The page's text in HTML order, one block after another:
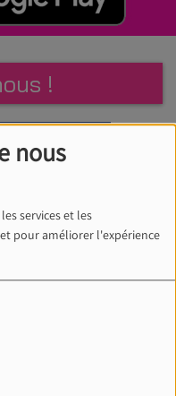
nous
services et les
pour améliorer l'expérience
!